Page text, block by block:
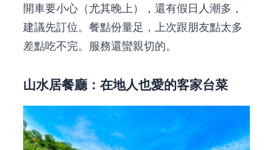
開車要小心（尤其晚上），還有假日人潮多，
建議先訂位。餐點份量足，上次跟朋友點太多
差點吃不完。服務還蠻親切的。
山水居餐廳：在地人也愛的客家台菜